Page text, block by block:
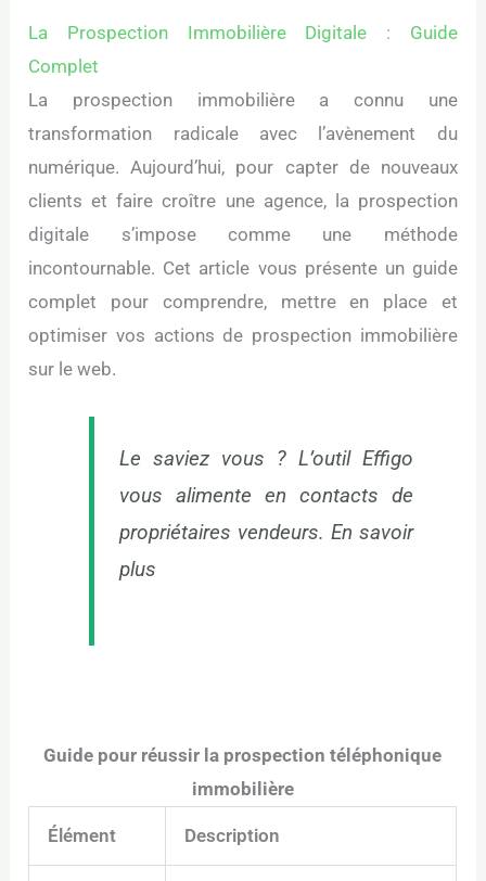
La Prospection Immobilière Digitale : Guide
Complet
La prospection immobilière a connu une
transformation radicale avec l’avènement du
numérique. Aujourd’hui, pour capter de nouveaux
clients et faire croître une agence, la prospection
digitale s’impose comme une méthode
incontournable. Cet article vous présente un guide
complet pour comprendre, mettre en place et
optimiser vos actions de prospection immobilière
sur le web.
Le saviez vous ? L’outil Effigo
vous alimente en contacts de
propriétaires vendeurs. En savoir
plus
Guide pour réussir la prospection téléphonique
immobilière
Élément Description